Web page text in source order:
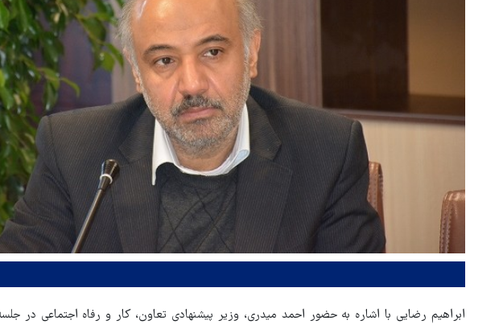
ابراهیم رضایی با اشاره به حضور احمد میدری، وزیر پیشنهادی تعاون، کار و رفاه اجتماعی در